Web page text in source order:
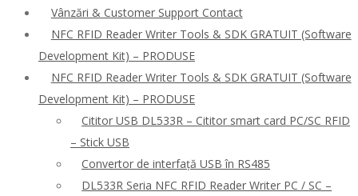
Vânzări & Customer Support Contact
NFC RFID Reader Writer Tools & SDK GRATUIT (Software
Development Kit) – PRODUSE
NFC RFID Reader Writer Tools & SDK GRATUIT (Software
Development Kit) – PRODUSE
Cititor USB DL533R – Cititor smart card PC/SC RFID
– Stick USB
Convertor de interfață USB în RS485
DL533R Seria NFC RFID Reader Writer PC / SC –